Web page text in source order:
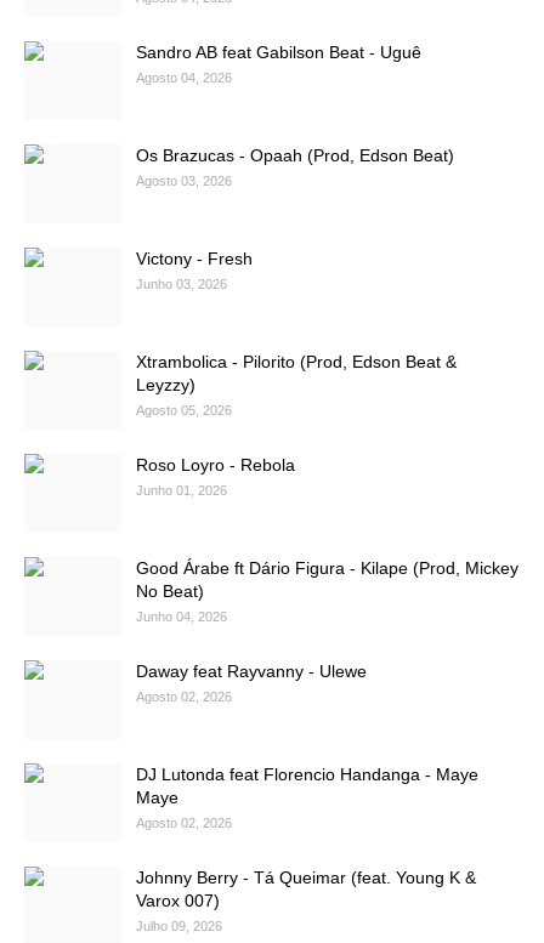
Sandro AB feat Gabilson Beat - Uguê
Agosto 04, 2026
Os Brazucas - Opaah (Prod, Edson Beat)
Agosto 03, 2026
Victony - Fresh
Junho 03, 2026
Xtrambolica - Pilorito (Prod, Edson Beat &
Leyzzy)
Agosto 05, 2026
Roso Loyro - Rebola
Junho 01, 2026
Good Árabe ft Dário Figura - Kilape (Prod, Mickey
No Beat)
Junho 04, 2026
Daway feat Rayvanny - Ulewe
Agosto 02, 2026
DJ Lutonda feat Florencio Handanga - Maye
Maye
Agosto 02, 2026
Johnny Berry - Tá Queimar (feat. Young K &
Varox 007)
Julho 09, 2026